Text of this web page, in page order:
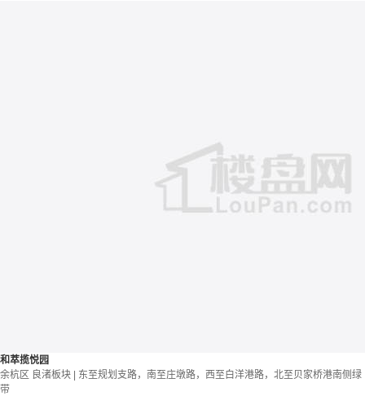
和萃揽悦园
余杭区 良渚板块 | 东至规划支路，南至庄墩路，西至白洋港路，北至贝家桥港南侧绿
带